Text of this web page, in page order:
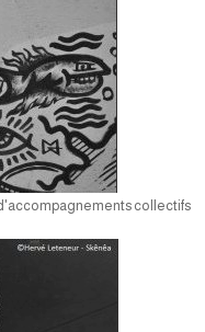
collectifs